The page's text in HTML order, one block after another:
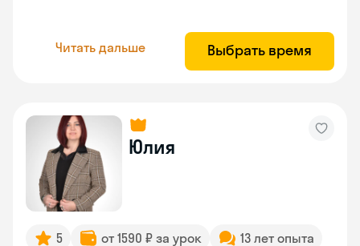
Читать дальше Выбрать время
Юлия
5 от 1590 ₽ за урок 13 лет опыта